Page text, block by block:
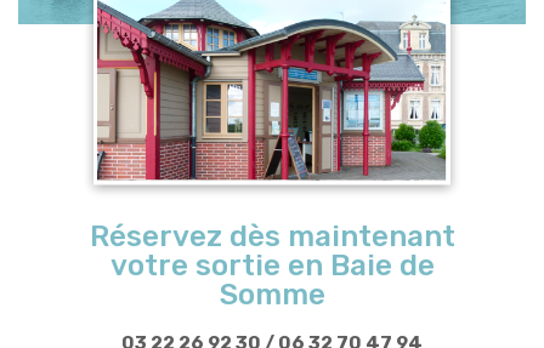
Réservez dès maintenant
votre sortie en Baie de
Somme
03 22 26 92 30 / 06 32 70 47 94